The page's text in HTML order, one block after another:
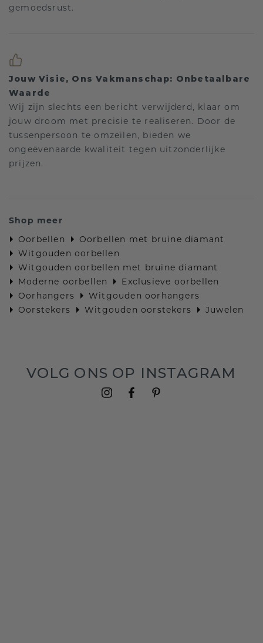
gemoedsrust.
Jouw Visie, Ons Vakmanschap: Onbetaalbare
Waarde
Wij zijn slechts een bericht verwijderd, klaar om
jouw droom met precisie te realiseren. Door de
tussenpersoon te omzeilen, bieden we
ongeëvenaarde kwaliteit tegen uitzonderlijke
prijzen.
Shop meer
Oorbellen
Oorbellen met bruine diamant
Witgouden oorbellen
Witgouden oorbellen met bruine diamant
Moderne oorbellen
Exclusieve oorbellen
Oorhangers
Witgouden oorhangers
Oorstekers
Witgouden oorstekers Juwelen
VOLG ONS OP INSTAGRAM